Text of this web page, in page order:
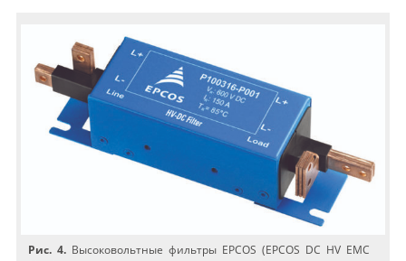
Рис. 4. Высоковольтные фильтры EPCOS (EPCOS DC HV EMC